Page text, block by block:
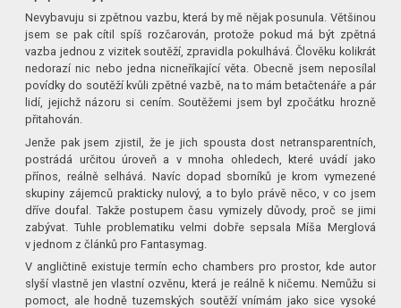
Nevybavuju si zpětnou vazbu, která by mě nějak posunula. Většinou
jsem se pak cítil spíš rozčarován, protože pokud má být zpětná
vazba jednou z vizitek soutěží, zpravidla pokulhává. Člověku kolikrát
nedorazí nic nebo jedna nicneříkající věta. Obecně jsem neposílal
povídky do soutěží kvůli zpětné vazbě, na to mám betačtenáře a pár
lidí, jejichž názoru si cením. Soutěžemi jsem byl zpočátku hrozně
přitahován.
Jenže pak jsem zjistil, že je jich spousta dost netransparentních,
postrádá určitou úroveň a v mnoha ohledech, které uvádí jako
přínos, reálně selhává. Navíc dopad sborníků je krom vymezené
skupiny zájemců prakticky nulový, a to bylo právě něco, v co jsem
dříve doufal. Takže postupem času vymizely důvody, proč se jimi
zabývat. Tuhle problematiku velmi dobře sepsala Míša Merglová
v jednom z článků pro Fantasymag.
V angličtině existuje termín echo chambers pro prostor, kde autor
slyší vlastně jen vlastní ozvěnu, která je reálně k ničemu. Nemůžu si
pomoct, ale hodně tuzemských soutěží vnímám jako sice vysoké